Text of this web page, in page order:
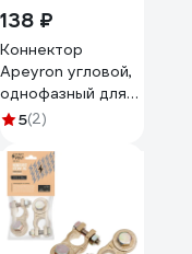
138 ₽
Коннектор
Apeyron угловой,
однофазный для
накладного/
шинопровода,
IP20, 71x71x18мм,
белый, пластик
09-122
5(2)